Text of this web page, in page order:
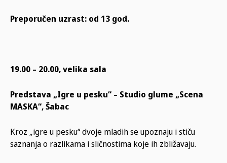
Preporučen uzrast: od 13 god.
19.00 – 20.00, velika sala
Predstava „Igre u pesku“ – Studio glume „Scena
MASKA“, Šabac
Kroz „igre u pesku“ dvoje mladih se upoznaju i stiču
saznanja o razlikama i sličnostima koje ih zbližavaju.